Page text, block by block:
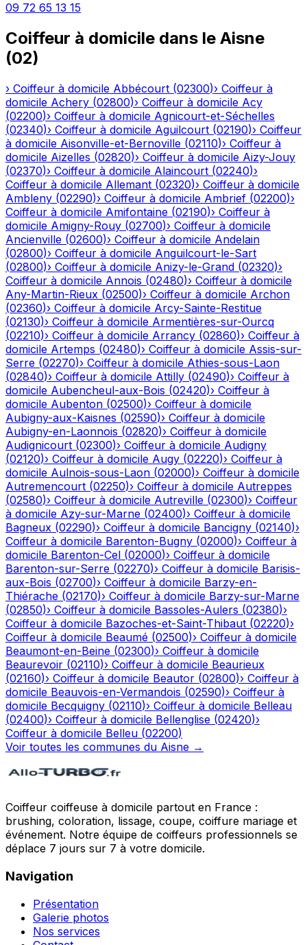
09 72 65 13 15
Coiffeur à domicile dans le Aisne
(02)
› Coiffeur à domicile Abbécourt (02300)› Coiffeur à
domicile Achery (02800)› Coiffeur à domicile Acy
(02200)› Coiffeur à domicile Agnicourt-et-Séchelles
(02340)› Coiffeur à domicile Aguilcourt (02190)› Coiffeur
à domicile Aisonville-et-Bernoville (02110)› Coiffeur à
domicile Aizelles (02820)› Coiffeur à domicile Aizy-Jouy
(02370)› Coiffeur à domicile Alaincourt (02240)›
Coiffeur à domicile Allemant (02320)› Coiffeur à domicile
Ambleny (02290)› Coiffeur à domicile Ambrief (02200)›
Coiffeur à domicile Amifontaine (02190)› Coiffeur à
domicile Amigny-Rouy (02700)› Coiffeur à domicile
Ancienville (02600)› Coiffeur à domicile Andelain
(02800)› Coiffeur à domicile Anguilcourt-le-Sart
(02800)› Coiffeur à domicile Anizy-le-Grand (02320)›
Coiffeur à domicile Annois (02480)› Coiffeur à domicile
Any-Martin-Rieux (02500)› Coiffeur à domicile Archon
(02360)› Coiffeur à domicile Arcy-Sainte-Restitue
(02130)› Coiffeur à domicile Armentières-sur-Ourcq
(02210)› Coiffeur à domicile Arrancy (02860)› Coiffeur à
domicile Artemps (02480)› Coiffeur à domicile Assis-sur-
Serre (02270)› Coiffeur à domicile Athies-sous-Laon
(02840)› Coiffeur à domicile Attilly (02490)› Coiffeur à
domicile Aubencheul-aux-Bois (02420)› Coiffeur à
domicile Aubenton (02500)› Coiffeur à domicile
Aubigny-aux-Kaisnes (02590)› Coiffeur à domicile
Aubigny-en-Laonnois (02820)› Coiffeur à domicile
Audignicourt (02300)› Coiffeur à domicile Audigny
(02120)› Coiffeur à domicile Augy (02220)› Coiffeur à
domicile Aulnois-sous-Laon (02000)› Coiffeur à domicile
Autremencourt (02250)› Coiffeur à domicile Autreppes
(02580)› Coiffeur à domicile Autreville (02300)› Coiffeur
à domicile Azy-sur-Marne (02400)› Coiffeur à domicile
Bagneux (02290)› Coiffeur à domicile Bancigny (02140)›
Coiffeur à domicile Barenton-Bugny (02000)› Coiffeur à
domicile Barenton-Cel (02000)› Coiffeur à domicile
Barenton-sur-Serre (02270)› Coiffeur à domicile Barisis-
aux-Bois (02700)› Coiffeur à domicile Barzy-en-
Thiérache (02170)› Coiffeur à domicile Barzy-sur-Marne
(02850)› Coiffeur à domicile Bassoles-Aulers (02380)›
Coiffeur à domicile Bazoches-et-Saint-Thibaut (02220)›
Coiffeur à domicile Beaumé (02500)› Coiffeur à domicile
Beaumont-en-Beine (02300)› Coiffeur à domicile
Beaurevoir (02110)› Coiffeur à domicile Beaurieux
(02160)› Coiffeur à domicile Beautor (02800)› Coiffeur à
domicile Beauvois-en-Vermandois (02590)› Coiffeur à
domicile Becquigny (02110)› Coiffeur à domicile Belleau
(02400)› Coiffeur à domicile Bellenglise (02420)›
Coiffeur à domicile Belleu (02200)
Voir toutes les communes du Aisne →
Coiffeur coiffeuse à domicile partout en France :
brushing, coloration, lissage, coupe, coiffure mariage et
événement. Notre équipe de coiffeurs professionnels se
déplace 7 jours sur 7 à votre domicile.
Navigation
Présentation
Galerie photos
Nos services